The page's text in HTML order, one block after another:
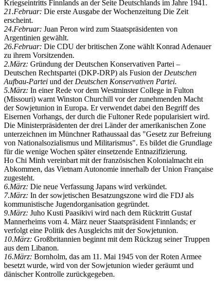
Kriegseintritts Finnlands an der Seite Deutschlands im Jahre 1941.
21.Februar: Die erste Ausgabe der Wochenzeitung Die Zeit
erscheint.
24.Februar: Juan Peron wird zum Staats­präsidenten von
Argentinien gewählt.
26.Februar: Die CDU der britischen Zone wählt Konrad Adenauer
zu ihrem Vor­sitzenden.
2.März: Gründung der Deutschen Konservativen Partei –
Deutschen Rechtspartei (DKP-DRP) als Fusion der Deutschen
Aufbau-Partei und der Deutschen Konservativen Partei.
5.März: In einer Rede vor dem Westminster College in Fulton
(Missouri) warnt Winston Churchill vor der zunehmenden Macht
der Sowjetunion in Europa. Er verwendet dabei den Begriff des
Eisernen Vorhangs, der durch die Fultoner Rede popularisiert wird.
Die Ministerpräsidenten der drei Länder der amerikanischen Zone
unterzeichnen im Münchner Rathaussaal das "Gesetz zur Befreiung
von Nationalsozialismus und Militarismus". Es bildet die Grundlage
für die wenige Wochen später einsetzende Entnazifizierung.
Ho Chi Minh vereinbart mit der französischen Kolonial­macht ein
Abkommen, das Vietnam Autonomie innerhalb der Union Française
zugesteht.
6.März: Die neue Verfassung Japans wird verkündet.
7.März: In der sowjetischen Besatzungs­zone wird die FDJ als
kommunistische Jugend­organisation gegründet.
9.März: Juho Kusti Paasikivi wird nach dem Rücktritt Gustaf
Mannerheims vom 4. März neuer Staatspräsident Finnlands; er
verfolgt eine Politik des Ausgleichs mit der Sowjetunion.
10.März: Großbritannien beginnt mit dem Rückzug seiner Truppen
aus dem Libanon.
16.März: Bornholm, das am 11. Mai 1945 von der Roten Armee
besetzt wurde, wird von der Sowjetunion wieder geräumt und
dänischer Kontrolle zurückgegeben.